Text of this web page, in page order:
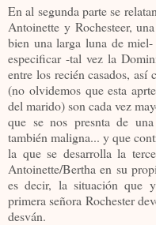
En al segunda parte se
Antoinette y Rochesteer,
bien una larga luna de
especificar -tal vez la
entre los recién casados, así
(no olvidemos que esta
del marido) son cada vez
que se nos presnta de una
también maligna... y que
la que se desarrolla la
Antoinette/Bertha en su
es decir, la situación que
primera señora Rochester
desván.